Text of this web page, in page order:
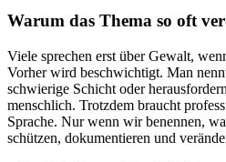
Warum das Thema so oft
Viele sprechen erst über Gewalt,
Vorher wird beschwichtigt. Man
schwierige Schicht oder
menschlich. Trotzdem braucht
Sprache. Nur wenn wir benennen,
schützen, dokumentieren und